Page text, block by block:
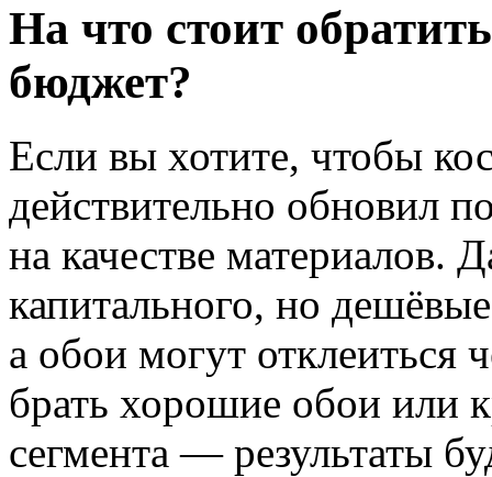
На что стоит
бюджет?
Если вы хотите, чтобы
действительно обновил
на качестве материалов.
капитального, но
а обои могут отклеиться
брать хорошие обои или
сегмента — результаты